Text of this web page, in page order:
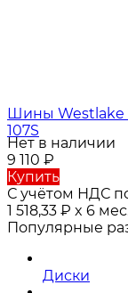
Шины Westlake
107S
Нет в наличии
9 110 ₽
Купить
С учётом НДС
1 518,33 ₽ x 6
Популярные
Диски